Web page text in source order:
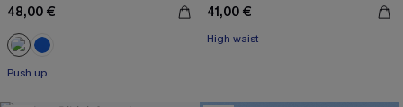
48,00 €
Push up
41,00 €
High waist